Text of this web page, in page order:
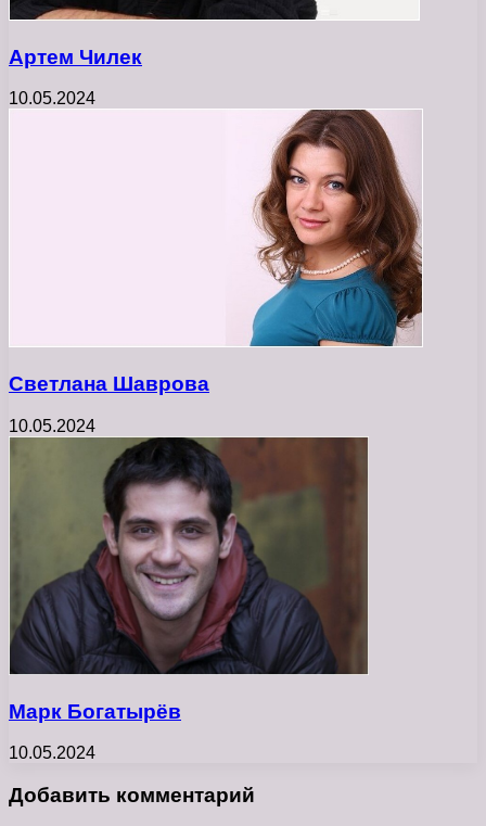
Артем Чилек
10.05.2024
Светлана Шаврова
10.05.2024
Марк Богатырёв
10.05.2024
Добавить комментарий